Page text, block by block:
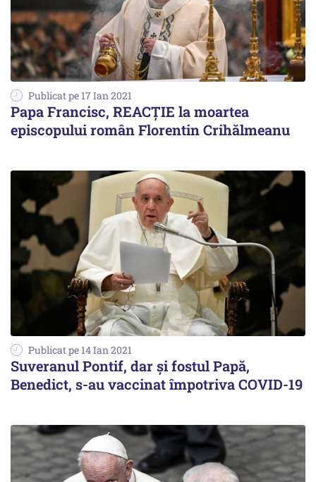
Publicat pe 17 Ian 2021
Papa Francisc, REACȚIE la moartea
episcopului român Florentin Crihălmeanu
Publicat pe 14 Ian 2021
Suveranul Pontif, dar și fostul Papă,
Benedict, s-au vaccinat împotriva COVID-19